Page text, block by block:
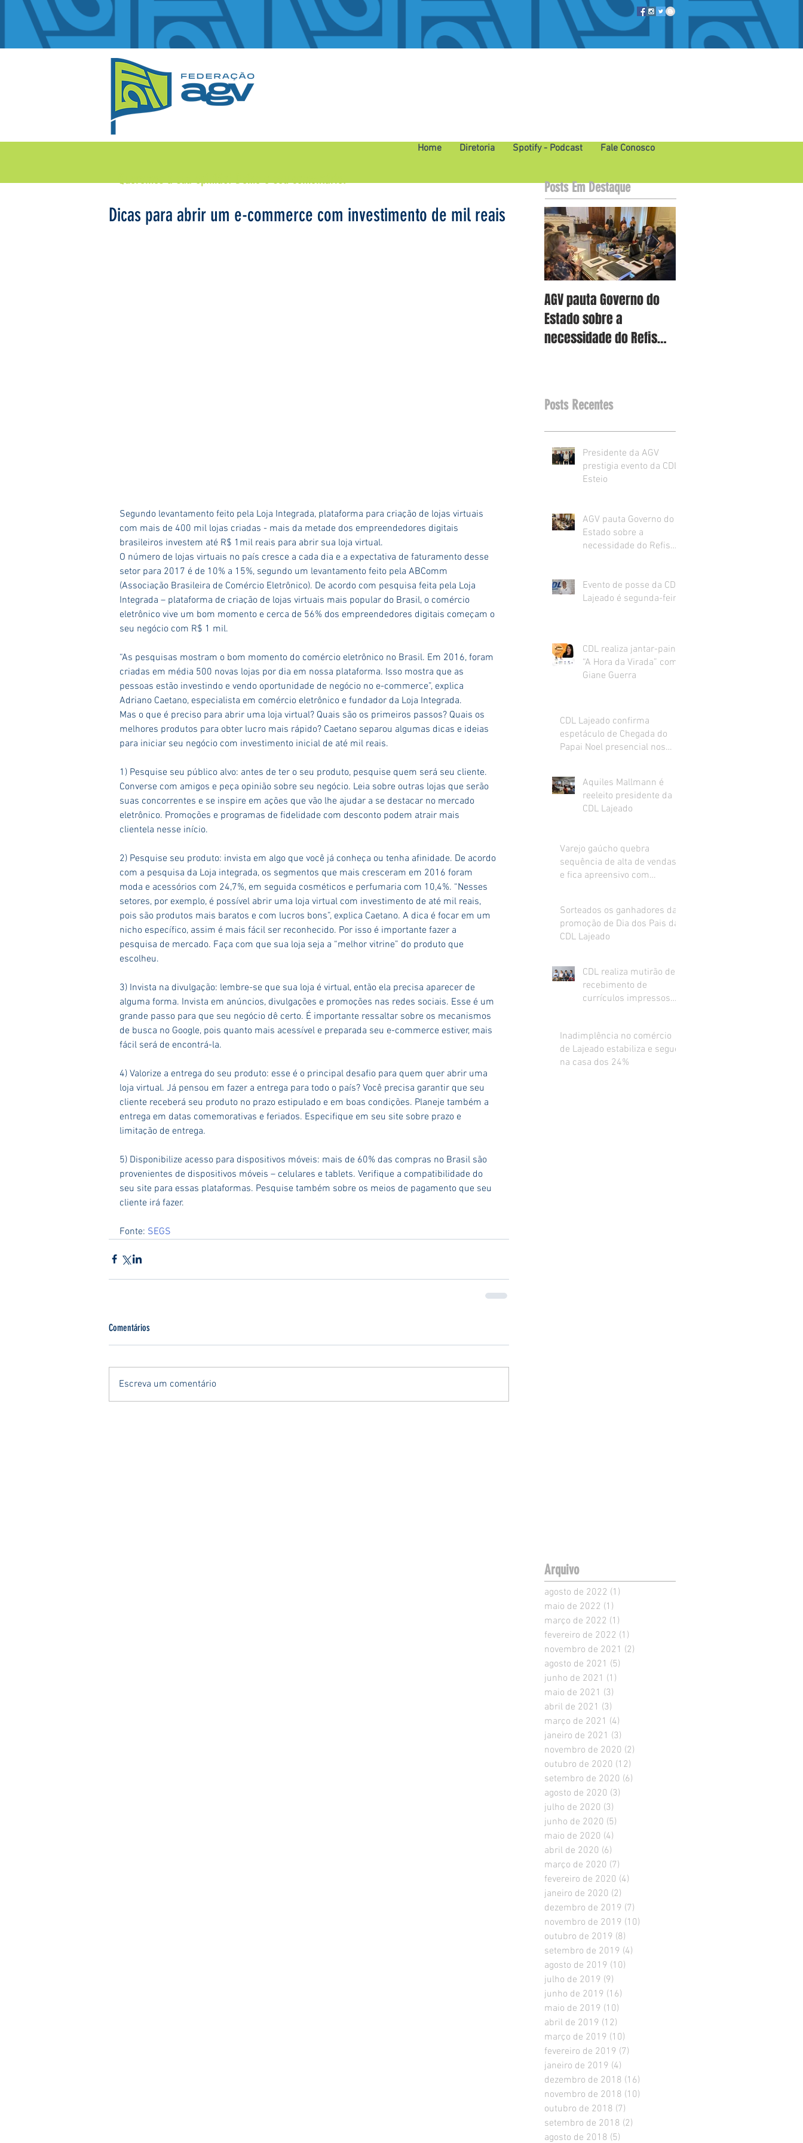
Home Diretoria Spotify - Podcast Fale Conosco
Queremos a sua opinião!Deixe o seu comentário.
Dicas para abrir um e-commerce com investimento de mil reais
Segundo levantamento feito pela Loja Integrada, plataforma para criação de lojas virtuais
com mais de 400 mil lojas criadas - mais da metade dos empreendedores digitais
brasileiros investem até R$ 1mil reais para abrir sua loja virtual.
O número de lojas virtuais no país cresce a cada dia e a expectativa de faturamento desse
setor para 2017 é de 10% a 15%, segundo um levantamento feito pela ABComm
(Associação Brasileira de Comércio Eletrônico). De acordo com pesquisa feita pela Loja
Integrada – plataforma de criação de lojas virtuais mais popular do Brasil, o comércio
eletrônico vive um bom momento e cerca de 56% dos empreendedores digitais começam o
seu negócio com R$ 1 mil.
“As pesquisas mostram o bom momento do comércio eletrônico no Brasil. Em 2016, foram
criadas em média 500 novas lojas por dia em nossa plataforma. Isso mostra que as
pessoas estão investindo e vendo oportunidade de negócio no e-commerce”, explica
Adriano Caetano, especialista em comércio eletrônico e fundador da Loja Integrada.
Mas o que é preciso para abrir uma loja virtual? Quais são os primeiros passos? Quais os
melhores produtos para obter lucro mais rápido? Caetano separou algumas dicas e ideias
para iniciar seu negócio com investimento inicial de até mil reais.
1) Pesquise seu público alvo: antes de ter o seu produto, pesquise quem será seu cliente.
Converse com amigos e peça opinião sobre seu negócio. Leia sobre outras lojas que serão
suas concorrentes e se inspire em ações que vão lhe ajudar a se destacar no mercado
eletrônico. Promoções e programas de fidelidade com desconto podem atrair mais
clientela nesse início.
2) Pesquise seu produto: invista em algo que você já conheça ou tenha afinidade. De acordo
com a pesquisa da Loja integrada, os segmentos que mais cresceram em 2016 foram
moda e acessórios com 24,7%, em seguida cosméticos e perfumaria com 10,4%. “Nesses
setores, por exemplo, é possível abrir uma loja virtual com investimento de até mil reais,
pois são produtos mais baratos e com lucros bons”, explica Caetano. A dica é focar em um
nicho específico, assim é mais fácil ser reconhecido. Por isso é importante fazer a
pesquisa de mercado. Faça com que sua loja seja a “melhor vitrine” do produto que
escolheu.
3) Invista na divulgação: lembre-se que sua loja é virtual, então ela precisa aparecer de
alguma forma. Invista em anúncios, divulgações e promoções nas redes sociais. Esse é um
grande passo para que seu negócio dê certo. É importante ressaltar sobre os mecanismos
de busca no Google, pois quanto mais acessível e preparada seu e-commerce estiver, mais
fácil será de encontrá-la.
4) Valorize a entrega do seu produto: esse é o principal desafio para quem quer abrir uma
loja virtual. Já pensou em fazer a entrega para todo o país? Você precisa garantir que seu
cliente receberá seu produto no prazo estipulado e em boas condições. Planeje também a
entrega em datas comemorativas e feriados. Especifique em seu site sobre prazo e
limitação de entrega.
5) Disponibilize acesso para dispositivos móveis: mais de 60% das compras no Brasil são
provenientes de dispositivos móveis – celulares e tablets. Verifique a compatibilidade do
seu site para essas plataformas. Pesquise também sobre os meios de pagamento que seu
cliente irá fazer.
Fonte: SEGS
Comentários
Escreva um comentário
Posts Em Destaque
AGV pauta Governo do
Estado sobre a
necessidade do Refis
Posts Recentes
Presidente da AGV
prestigia evento da CDL
Esteio
AGV pauta Governo do
Estado sobre a
necessidade do Refis
Evento de posse da CDL
Lajeado é segunda-feira
CDL realiza jantar-painel
“A Hora da Virada” com
Giane Guerra
CDL Lajeado confirma
espetáculo de Chegada do
Papai Noel presencial nos
Aquiles Mallmann é
reeleito presidente da
CDL Lajeado
Varejo gaúcho quebra
sequência de alta de vendas
e fica apreensivo com
Sorteados os ganhadores da
promoção de Dia dos Pais da
CDL Lajeado
CDL realiza mutirão de
recebimento de
currículos impressos
Inadimplência no comércio
de Lajeado estabiliza e segue
na casa dos 24%
Arquivo
agosto de 2022 (1)
maio de 2022 (1)
março de 2022 (1)
fevereiro de 2022 (1)
novembro de 2021 (2)
agosto de 2021 (5)
junho de 2021 (1)
maio de 2021 (3)
abril de 2021 (3)
março de 2021 (4)
janeiro de 2021 (3)
novembro de 2020 (2)
outubro de 2020 (12)
setembro de 2020 (6)
agosto de 2020 (3)
julho de 2020 (3)
junho de 2020 (5)
maio de 2020 (4)
abril de 2020 (6)
março de 2020 (7)
fevereiro de 2020 (4)
janeiro de 2020 (2)
dezembro de 2019 (7)
novembro de 2019 (10)
outubro de 2019 (8)
setembro de 2019 (4)
agosto de 2019 (10)
julho de 2019 (9)
junho de 2019 (16)
maio de 2019 (10)
abril de 2019 (12)
março de 2019 (10)
fevereiro de 2019 (7)
janeiro de 2019 (4)
dezembro de 2018 (16)
novembro de 2018 (10)
outubro de 2018 (7)
setembro de 2018 (2)
agosto de 2018 (5)